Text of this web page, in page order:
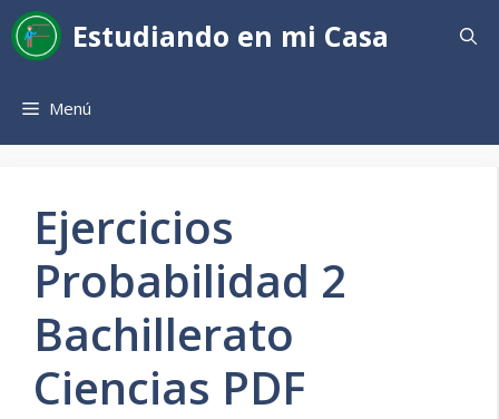
Saltar
al
contenido
Estudiando en mi Casa
Menú
Ejercicios
Probabilidad 2
Bachillerato
Ciencias PDF